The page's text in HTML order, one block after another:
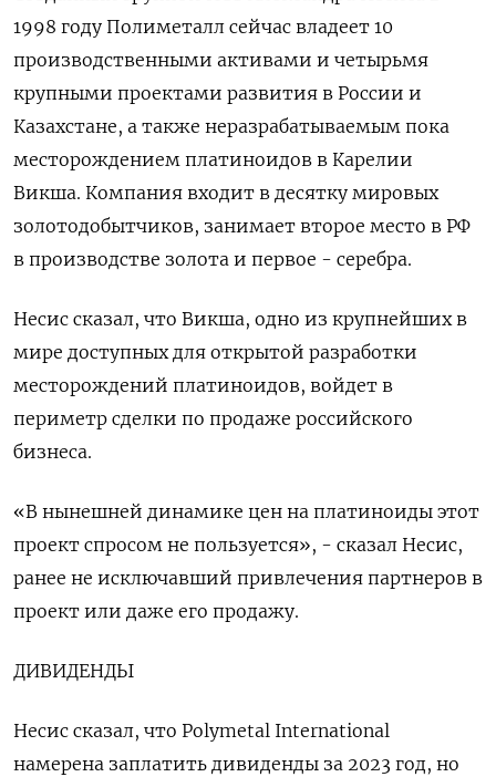
1998 году Полиметалл сейчас владеет 10
производственными активами и четырьмя
крупными проектами развития в России и
Казахстане, а также неразрабатываемым пока
месторождением платиноидов в Карелии
Викша. Компания входит в десятку мировых
золотодобытчиков, занимает второе место в РФ
в производстве золота и первое - серебра.
Несис сказал, что Викша, одно из крупнейших в
мире доступных для открытой разработки
месторождений платиноидов, войдет в
периметр сделки по продаже российского
бизнеса.
«В нынешней динамике цен на платиноиды этот
проект спросом не пользуется», - сказал Несис,
ранее не исключавший привлечения партнеров в
проект или даже его продажу.
ДИВИДЕНДЫ
Несис сказал, что Polymetal International
намерена заплатить дивиденды за 2023 год, но